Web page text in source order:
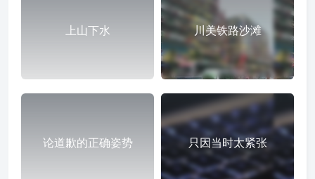
上山下水 川美铁路沙滩
论道歉的正确姿势 只因当时太紧张